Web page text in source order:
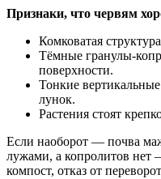
Признаки, что червям
Комковатая
Тёмные
поверхности.
Тонкие
лунок.
Растения стоят
Если наоборот — почва
лужами, а копролитов нет
компост, отказ от